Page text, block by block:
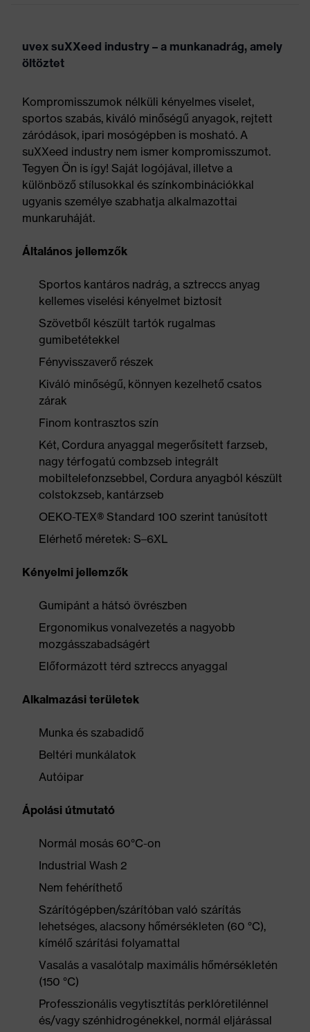
uvex suXXeed industry – a munkanadrág, amely
öltöztet
Kompromisszumok nélküli kényelmes viselet,
sportos szabás, kiváló minőségű anyagok, rejtett
záródások, ipari mosógépben is mosható. A
suXXeed industry nem ismer kompromisszumot.
Tegyen Ön is így! Saját logójával, illetve a
különböző stílusokkal és színkombinációkkal
ugyanis személye szabhatja alkalmazottai
munkaruháját.
Általános jellemzők
Sportos kantáros nadrág, a sztreccs anyag
kellemes viselési kényelmet biztosít
Szövetből készült tartók rugalmas
gumibetétekkel
Fényvisszaverő részek
Kiváló minőségű, könnyen kezelhető csatos
zárak
Finom kontrasztos szín
Két, Cordura anyaggal megerősített farzseb,
nagy térfogatú combzseb integrált
mobiltelefonzsebbel, Cordura anyagból készült
colstokzseb, kantárzseb
OEKO-TEX® Standard 100 szerint tanúsított
Elérhető méretek: S–6XL
Kényelmi jellemzők
Gumipánt a hátsó övrészben
Ergonomikus vonalvezetés a nagyobb
mozgásszabadságért
Előformázott térd sztreccs anyaggal
Alkalmazási területek
Munka és szabadidő
Beltéri munkálatok
Autóipar
Ápolási útmutató
Normál mosás 60°C-on
Industrial Wash 2
Nem fehéríthető
Szárítógépben/szárítóban való szárítás
lehetséges, alacsony hőmérsékleten (60 °C),
kímélő szárítási folyamattal
Vasalás a vasalótalp maximális hőmérsékletén
(150 °C)
Professzionális vegytisztítás perklóretilénnel
és/vagy szénhidrogénekkel, normál eljárással